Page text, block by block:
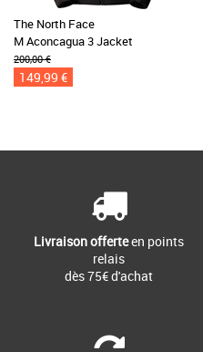
The North Face
M Aconcagua 3 Jacket
200,00 €
149,99 €
Livraison offerteen points
relais
dès 75€ d'achat